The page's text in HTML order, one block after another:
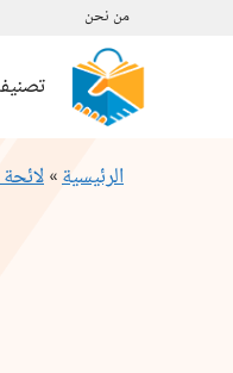
من نحن
الرئيسية»